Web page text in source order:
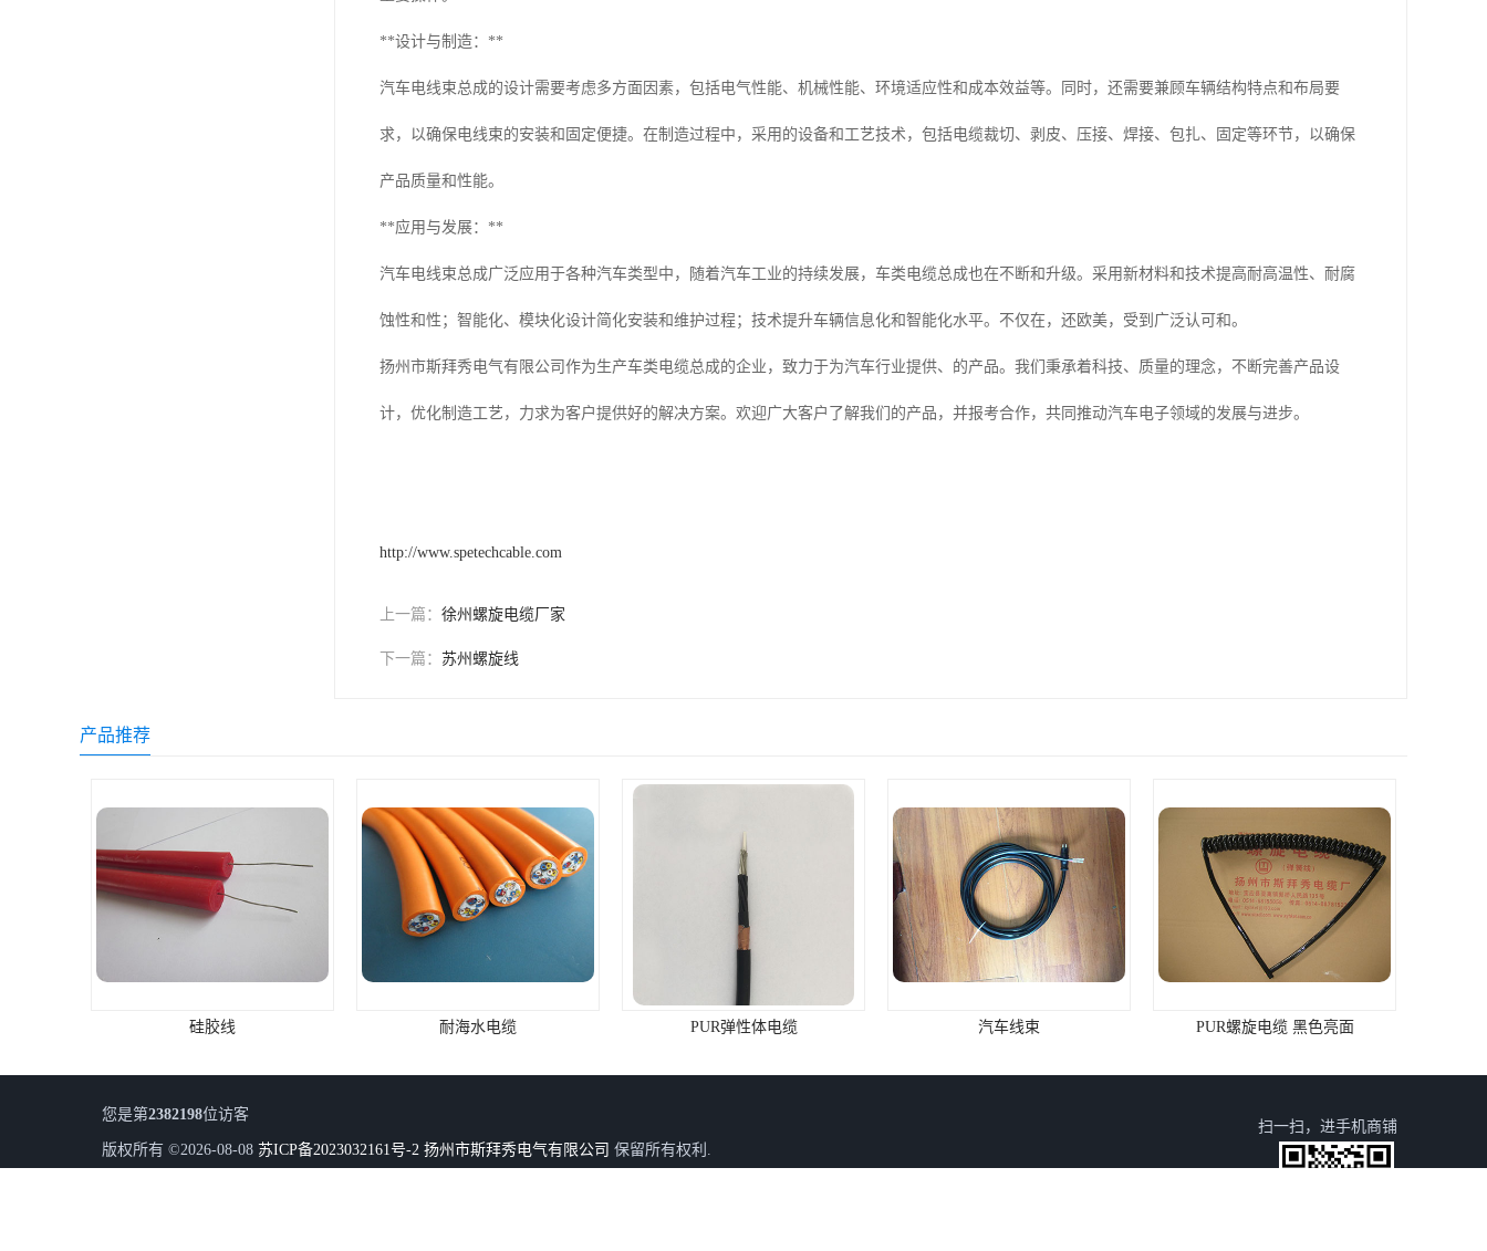
**设计与制造：**
汽车电线束总成的设计需要考虑多方面因素，包括电气性能、机械性能、环境适应性和成本效益等。同时，还需要兼顾车辆结构特点和布局要
求，以确保电线束的安装和固定便捷。在制造过程中，采用的设备和工艺技术，包括电缆裁切、剥皮、压接、焊接、包扎、固定等环节，以确保
产品质量和性能。
**应用与发展：**
汽车电线束总成广泛应用于各种汽车类型中，随着汽车工业的持续发展，车类电缆总成也在不断和升级。采用新材料和技术提高耐高温性、耐腐
蚀性和性；智能化、模块化设计简化安装和维护过程；技术提升车辆信息化和智能化水平。不仅在，还欧美，受到广泛认可和。
扬州市斯拜秀电气有限公司作为生产车类电缆总成的企业，致力于为汽车行业提供、的产品。我们秉承着科技、质量的理念，不断完善产品设
计，优化制造工艺，力求为客户提供好的解决方案。欢迎广大客户了解我们的产品，并报考合作，共同推动汽车电子领域的发展与进步。
http://www.spetechcable.com
上一篇： 徐州螺旋电缆厂家
下一篇： 苏州螺旋线
产品推荐
耐海水电缆 PUR弹性体电缆 汽车线束 PUR螺旋电缆 黑色亮面
您是第2382198位访客
版权所有 ©2026-08-08 苏ICP备2023032161号-2 扬州市斯拜秀电气有限公司 保留所有权利.
扫一扫，进手机商铺